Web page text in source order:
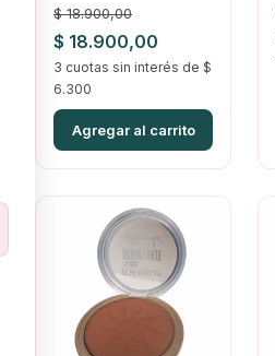
$18.900,00
El
precio
original
era:
$ 18.900,00
precio
es:
$ 18.900,00.
3 cuotas sin interés de $
6.300
Agregar al carrito